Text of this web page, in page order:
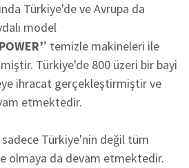
Türkiye'de ve Avrupa da
model
’ temizle makineleri ile
Türkiye'de 800 üzeri bir bayi
ihracat gerçekleştirmiştir ve
etmektedir.
Türkiye'nin değil tüm
olmaya da devam etmektedir.